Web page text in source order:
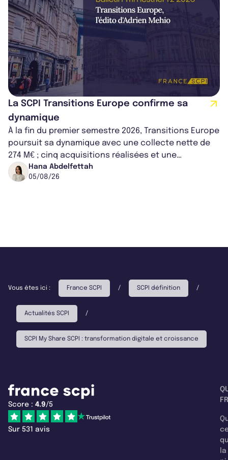
La SCPI Transitions Europe confirme sa
dynamique
À la fin du premier semestre 2026, Transitions Europe
poursuit sa dynamique avec une collecte nette de
274 M€ ; cinq acquisitions réalisées et une
capitalisation portée à 1,38 Md€....
Hana Abdelfettah
05/08/26
Vous êtes ici : France SCPI / SCPI définition /
Actualités SCPI /
SCPI My Share SCPI : transformation digitale et croissance
Score : 4.9/5
Sur 531 avis
la